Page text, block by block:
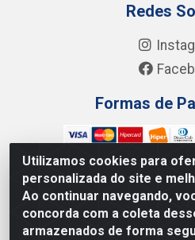
Utilizamos cookies para
personalizada do site e
Ao continuar navegando,
concorda com a coleta
armazenados de forma
Redes
Formas de
Junco Industria e Comercio
Mariano, 505 - Distrito
38.402-346 - CNPJ: